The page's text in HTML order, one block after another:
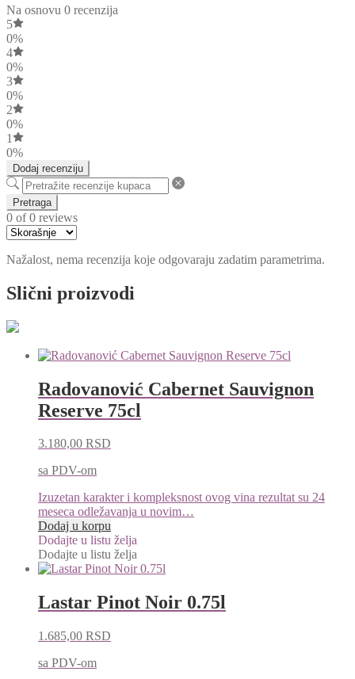
Na osnovu 0 recenzija
5
0%
4
0%
3
0%
2
0%
1
0%
Dodaj recenziju
Pretraga
0 of 0 reviews
Nažalost, nema recenzija koje odgovaraju zadatim parametrima.
Slični proizvodi
Radovanović Cabernet Sauvignon
Reserve 75cl
3.180,00 RSD
sa PDV-om
Izuzetan karakter i kompleksnost ovog vina rezultat su 24
meseca odležavanja u novim…
Dodaj u korpu
Dodajte u listu želja
Dodajte u listu želja
Lastar Pinot Noir 0.75l
1.685,00 RSD
sa PDV-om